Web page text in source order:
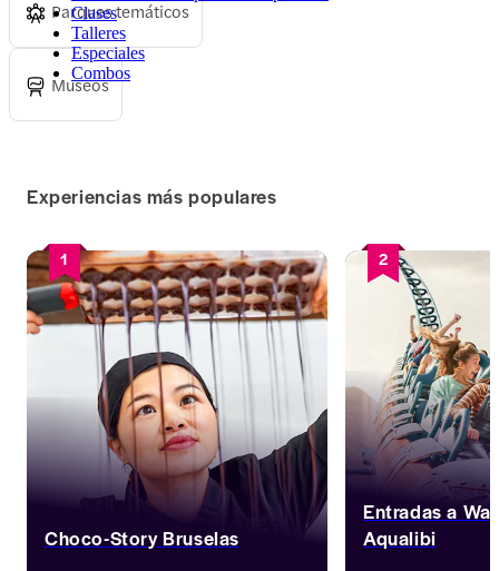
Clases
Talleres
Especiales
Combos
Parques temáticos
Museos
Experiencias más populares
1
Choco-Story Bruselas
2
Entradas a
Aqualibi